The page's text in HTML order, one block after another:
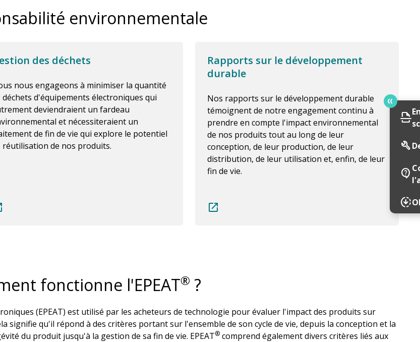
environnementale
des déchets
nous engageons à minimiser la quantité
déchets d'équipements électroniques qui
deviendraient un fardeau
et nécessiteraient un
de fin de vie qui explore le potentiel
réutilisation de nos produits.
Rapports sur le développement
durable
Nos rapports sur le développement durable
témoignent de notre engagement continu à
prendre en compte l'impact environnemental
de nos produits tout au long de leur
conception, de leur production, de leur
distribution, de leur utilisation et, enfin, de leur
fin de vie.
fonctionne l'EPEAT® ?
(EPEAT) est utilisé par les acheteurs de technologie pour évaluer l'impact des produits sur
signifie qu'il répond à des critères portant sur l'ensemble de son cycle de vie, depuis la conception et la
du produit jusqu'à la gestion de sa fin de vie. EPEAT®comprend également divers critères liés aux
scan
build
contact_support
downloading